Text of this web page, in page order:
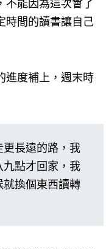
不能因為這次會了
時間的讀書讓自己
進度補上，週末時
更長遠的路，我
點才回家，我
換個東西讀轉